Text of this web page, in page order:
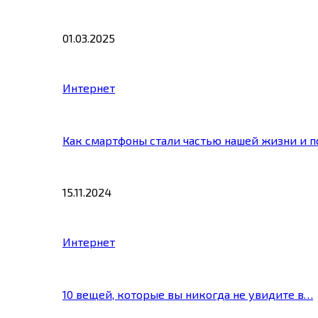
01.03.2025
Интернет
Как смартфоны стали частью нашей жизни и
15.11.2024
Интернет
10 вещей, которые вы никогда не увидите в…